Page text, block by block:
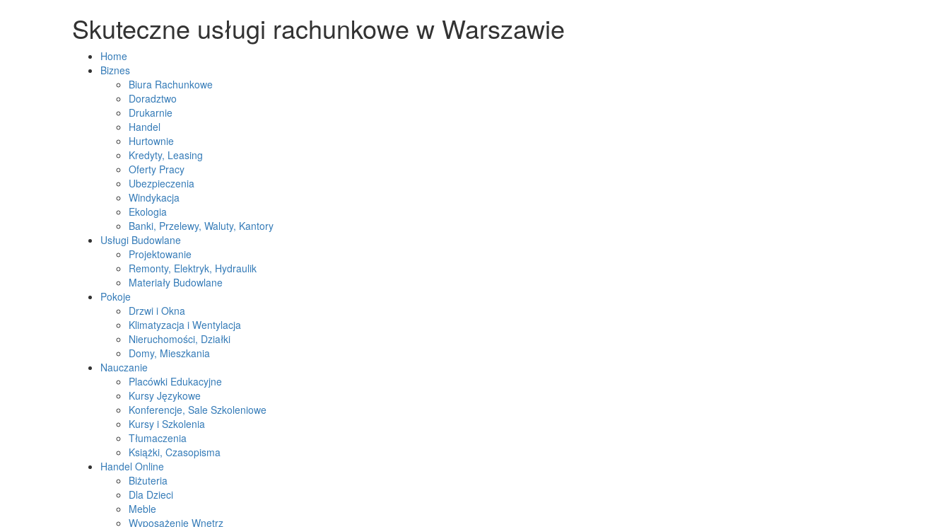
Skuteczne usługi rachunkowe w Warszawie
Home
Biznes
Biura Rachunkowe
Doradztwo
Drukarnie
Handel
Hurtownie
Kredyty, Leasing
Oferty Pracy
Ubezpieczenia
Windykacja
Ekologia
Banki, Przelewy, Waluty, Kantory
Usługi Budowlane
Projektowanie
Remonty, Elektryk, Hydraulik
Materiały Budowlane
Pokoje
Drzwi i Okna
Klimatyzacja i Wentylacja
Nieruchomości, Działki
Domy, Mieszkania
Nauczanie
Placówki Edukacyjne
Kursy Językowe
Konferencje, Sale Szkoleniowe
Kursy i Szkolenia
Tłumaczenia
Książki, Czasopisma
Handel Online
Biżuteria
Dla Dzieci
Meble
Wyposażenie Wnętrz